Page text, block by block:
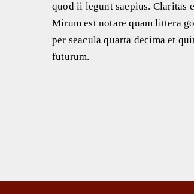
quod ii legunt saepius. Claritas
Mirum est notare quam littera
per seacula quarta decima et
futurum.